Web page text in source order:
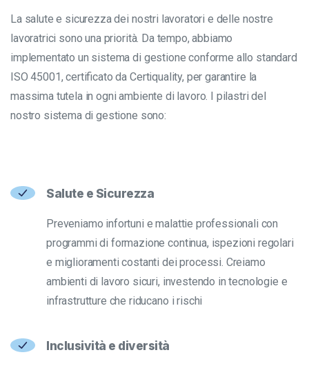
La salute e sicurezza dei nostri lavoratori e delle nostre
lavoratrici sono una priorità. Da tempo, abbiamo
implementato un sistema di gestione conforme allo standard
ISO 45001, certificato da Certiquality, per garantire la
massima tutela in ogni ambiente di lavoro. I pilastri del
nostro sistema di gestione sono:
Salute e Sicurezza
Preveniamo infortuni e malattie professionali con
programmi di formazione continua, ispezioni regolari
e miglioramenti costanti dei processi. Creiamo
ambienti di lavoro sicuri, investendo in tecnologie e
infrastrutture che riducano i rischi
Inclusività e diversità